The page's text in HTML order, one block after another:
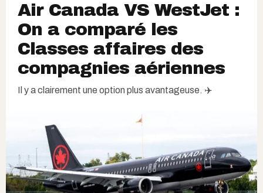
Air Canada VS WestJet :
On a comparé les
Classes affaires des
compagnies aériennes
Il y a clairement une option plus avantageuse. ✈️